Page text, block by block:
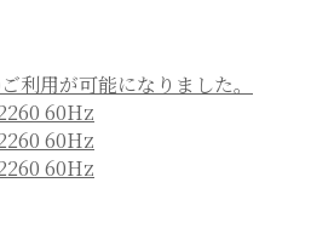
利用が可能になりました。
60Hz
60Hz
60Hz